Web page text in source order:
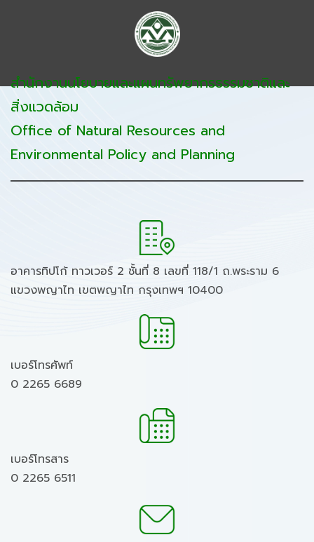
สำนักงานนโยบายและแผนทรัพยากรธรรมชาติและ
สิ่งแวดล้อม
Office of Natural Resources and
Environmental Policy and Planning
อาคารทิปโก้ ทาวเวอร์ 2 ชั้นที่ 8 เลขที่ 118/1 ถ.พระราม 6
แขวงพญาไท เขตพญาไท กรุงเทพฯ 10400
เบอร์โทรศัพท์
0 2265 6689
เบอร์โทรสาร
0 2265 6511